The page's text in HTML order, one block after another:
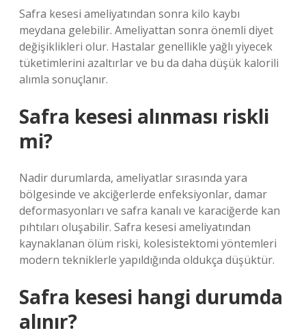
Safra kesesi ameliyatından sonra kilo kaybı
meydana gelebilir. Ameliyattan sonra önemli diyet
değişiklikleri olur. Hastalar genellikle yağlı yiyecek
tüketimlerini azaltırlar ve bu da daha düşük kalorili
alımla sonuçlanır.
Safra kesesi alınması riskli
mi?
Nadir durumlarda, ameliyatlar sırasında yara
bölgesinde ve akciğerlerde enfeksiyonlar, damar
deformasyonları ve safra kanalı ve karaciğerde kan
pıhtıları oluşabilir. Safra kesesi ameliyatından
kaynaklanan ölüm riski, kolesistektomi yöntemleri
modern tekniklerle yapıldığında oldukça düşüktür.
Safra kesesi hangi durumda
alınır?